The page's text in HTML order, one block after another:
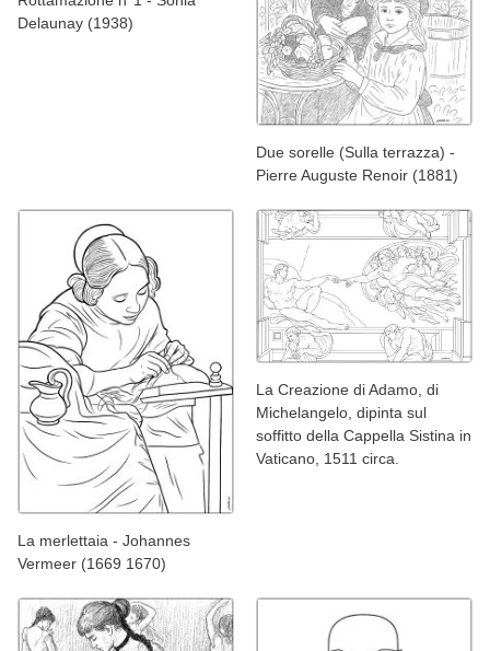
Delaunay (1938)
Due sorelle (Sulla terrazza) -
Pierre Auguste Renoir (1881)
La merlettaia - Johannes
Vermeer (1669 1670)
La Creazione di Adamo, di
Michelangelo, dipinta sul
soffitto della Cappella Sistina in
Vaticano, 1511 circa.